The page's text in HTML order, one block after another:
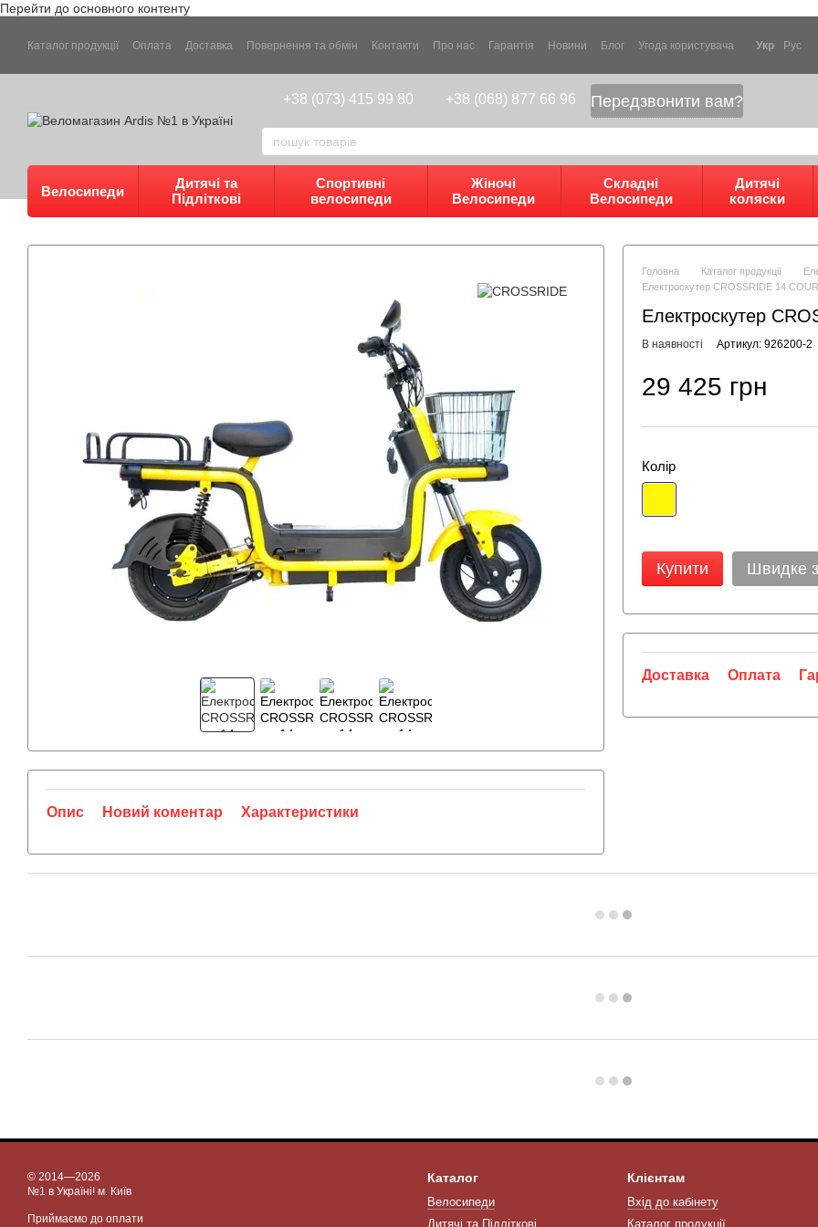
Перейти до основного контенту
Каталог продукції Оплата Доставка Повернення та обмін Контакти Про нас Гарантія Новини Блог Угода користувача Укр
Рус
+38 (073) 415 99 80 +38 (068) 877 66 96 Передзвонити вам?
Велосипеди
Дитячі та
Підліткові
Спортивні
велосипеди
Жіночі
Велосипеди
Складні
Велосипеди
Дитячі
коляски
Опис Новий коментар Характеристики
Головна Каталог продукції
Електроскутер CROSSRIDE 14
Електроскутер
В наявності Артикул: 926200-2
29 425 грн
Колір
Купити Швидке
Доставка Оплата
© 2014—2026
№1 в Україні! м. Київ
Приймаємо до оплати
Каталог
Велосипеди
Дитячі та Підліткові
Клієнтам
Вхід до кабінету
Каталог продукції